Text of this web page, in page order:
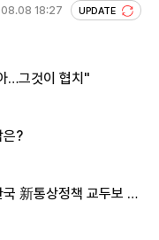
08.08 18:27 UPDATE
…그것이 협치"
은?
新통상정책 교두보 활